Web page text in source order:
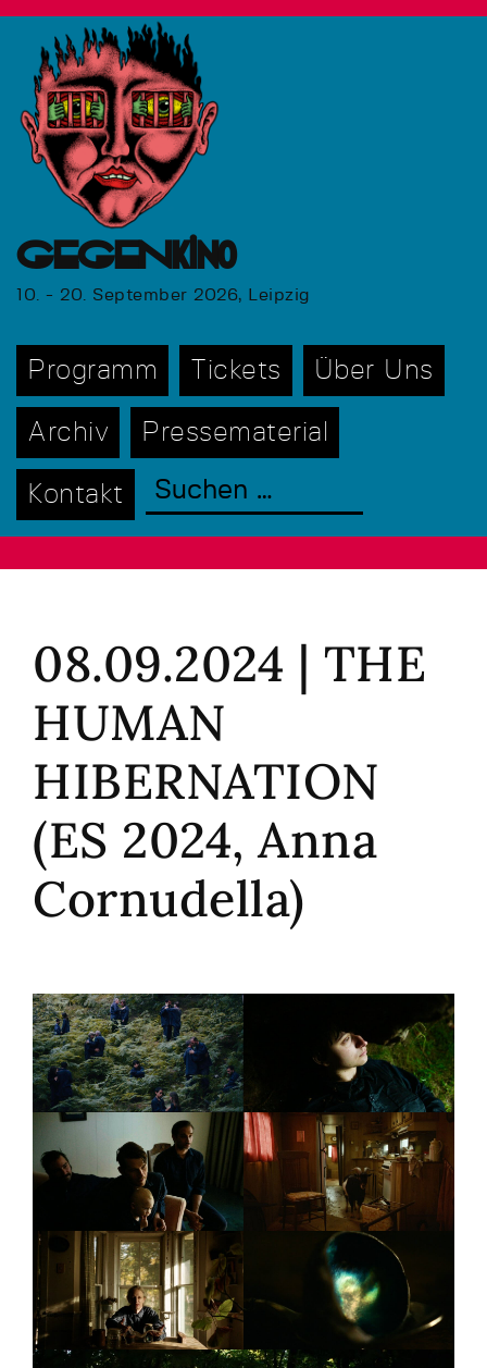
GEGENkino
10. - 20. September 2026, Leipzig
Programm Tickets Über Uns
Archiv Pressematerial
Kontakt
08.09.2024 | THE
HUMAN
HIBERNATION
(ES 2024, Anna
Cornudella)